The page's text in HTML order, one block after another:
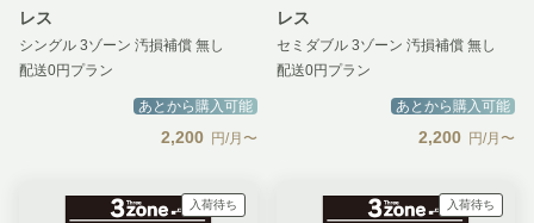
レス
シングル 3ゾーン 汚損補償 無し
配送0円プラン
あとから購入可能
2,200 円/月〜
レス
セミダブル 3ゾーン 汚損補償 無し
配送0円プラン
あとから購入可能
2,200 円/月〜
入荷待ち 入荷待ち